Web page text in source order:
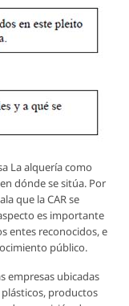
La alquería como
dónde se sitúa. Por
que la CAR se
es importante
entes reconocidos, e
público.
empresas ubicadas
productos